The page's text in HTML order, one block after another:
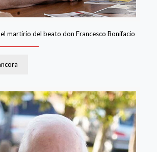
martirio del beato don Francesco Bonifacio